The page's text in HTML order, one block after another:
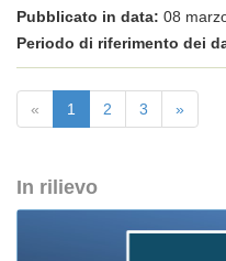
Pubblicato in data: 08
Periodo di riferimento dei
« 1 2 3 »
In rilievo